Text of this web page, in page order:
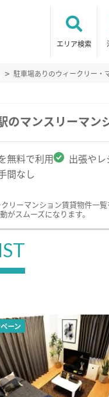
エリア検索
駐車場ありのウィークリー・
のマンスリーマン
無料で利用 出張や
間なし
リーマンション賃貸物件一
がスムーズになります。
ーン